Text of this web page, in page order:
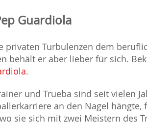
Guardiola
privaten Turbulenzen dem
behält er aber lieber für sich.
.
und Trueba sind seit vielen
an den Nagel
sie sich mit zwei Meistern des